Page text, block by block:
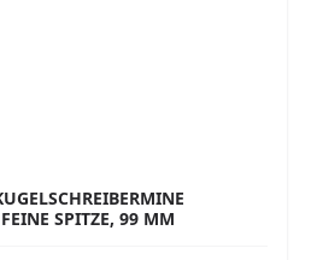
SPITZE, 99 MM